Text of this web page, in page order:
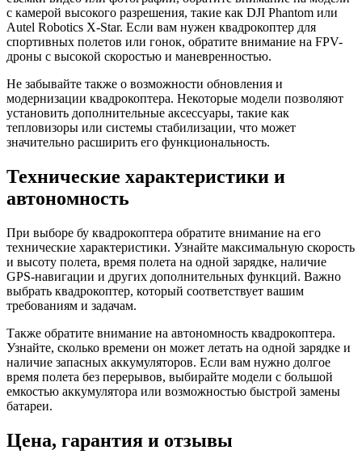
с камерой высокого разрешения, такие как DJI Phantom или
Autel Robotics X-Star. Если вам нужен квадрокоптер для
спортивных полетов или гонок, обратите внимание на FPV-
дроны с высокой скоростью и маневренностью.
Не забывайте также о возможности обновления и
модернизации квадрокоптера. Некоторые модели позволяют
установить дополнительные аксессуары, такие как
тепловизоры или системы стабилизации, что может
значительно расширить его функциональность.
Технические характеристики и
автономность
При выборе бу квадрокоптера обратите внимание на его
технические характеристики. Узнайте максимальную скорость
и высоту полета, время полета на одной зарядке, наличие
GPS-навигации и других дополнительных функций. Важно
выбрать квадрокоптер, который соответствует вашим
требованиям и задачам.
Также обратите внимание на автономность квадрокоптера.
Узнайте, сколько времени он может летать на одной зарядке и
наличие запасных аккумуляторов. Если вам нужно долгое
время полета без перерывов, выбирайте модели с большой
емкостью аккумулятора или возможностью быстрой замены
батареи.
Цена, гарантия и отзывы